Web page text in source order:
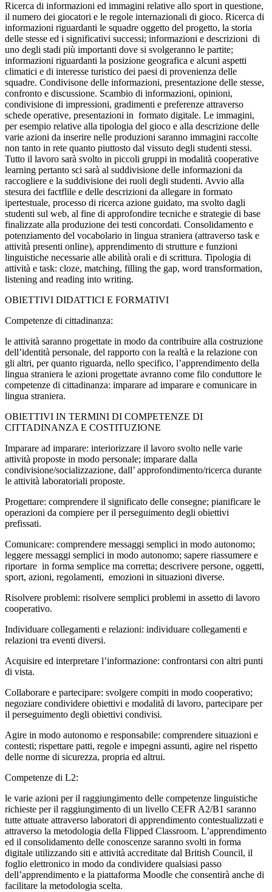
Ricerca di informazioni ed immagini relative allo sport in questione,
il numero dei giocatori e le regole internazionali di gioco. Ricerca di
informazioni riguardanti le squadre oggetto del progetto, la storia
delle stesse ed i significativi successi; informazioni e descrizioni di
uno degli stadi più importanti dove si svolgeranno le partite;
informazioni riguardanti la posizione geografica e alcuni aspetti
climatici e di interesse turistico dei paesi di provenienza delle
squadre. Condivisone delle informazioni, presentazione delle stesse,
confronto e discussione. Scambio di informazioni, opinioni,
condivisione di impressioni, gradimenti e preferenze attraverso
schede operative, presentazioni in formato digitale. Le immagini,
per esempio relative alla tipologia del gioco e alla descrizione delle
varie azioni da inserire nelle produzioni saranno immagini raccolte
non tanto in rete quanto piuttosto dal vissuto degli studenti stessi.
Tutto il lavoro sarà svolto in piccoli gruppi in modalità cooperative
learning pertanto sci sarà al suddivisione delle informazioni da
raccogliere e la suddivisione dei ruoli degli studenti. Avvio alla
stesura dei factflile e delle descrizioni da allegare in formato
ipertestuale, processo di ricerca azione guidato, ma svolto dagli
studenti sul web, al fine di approfondire tecniche e strategie di base
finalizzate alla produzione dei testi concordati. Consolidamento e
potenziamento del vocabolario in lingua straniera (attraverso task e
attività presenti online), apprendimento di strutture e funzioni
linguistiche necessarie alle abilità orali e di scrittura. Tipologia di
attività e task: cloze, matching, filling the gap, word transformation,
listening and reading into writing.
OBIETTIVI DIDATTICI E FORMATIVI
Competenze di cittadinanza:
le attività saranno progettate in modo da contribuire alla costruzione
dell’identità personale, del rapporto con la realtà e la relazione con
gli altri, per quanto riguarda, nello specifico, l’apprendimento della
lingua straniera le azioni progettate avranno come filo conduttore le
competenze di cittadinanza: imparare ad imparare e comunicare in
lingua straniera.
OBIETTIVI IN TERMINI DI COMPETENZE DI
CITTADINANZA E COSTITUZIONE
Imparare ad imparare: interiorizzare il lavoro svolto nelle varie
attività proposte in modo personale; imparare dalla
condivisione/socializzazione, dall’ approfondimento/ricerca durante
le attività laboratoriali proposte.
Progettare: comprendere il significato delle consegne; pianificare le
operazioni da compiere per il perseguimento degli obiettivi
prefissati.
Comunicare: comprendere messaggi semplici in modo autonomo;
leggere messaggi semplici in modo autonomo; sapere riassumere e
riportare in forma semplice ma corretta; descrivere persone, oggetti,
sport, azioni, regolamenti, emozioni in situazioni diverse.
Risolvere problemi: risolvere semplici problemi in assetto di lavoro
cooperativo.
Individuare collegamenti e relazioni: individuare collegamenti e
relazioni tra eventi diversi.
Acquisire ed interpretare l’informazione: confrontarsi con altri punti
di vista.
Collaborare e partecipare: svolgere compiti in modo cooperativo;
negoziare condividere obiettivi e modalità di lavoro, partecipare per
il perseguimento degli obiettivi condivisi.
Agire in modo autonomo e responsabile: comprendere situazioni e
contesti; rispettare patti, regole e impegni assunti, agire nel rispetto
delle norme di sicurezza, propria ed altrui.
Competenze di L2:
le varie azioni per il raggiungimento delle competenze linguistiche
richieste per il raggiungimento di un livello CEFR A2/B1 saranno
tutte attuate attraverso laboratori di apprendimento contestualizzati e
attraverso la metodologia della Flipped Classroom. L’apprendimento
ed il consolidamento delle conoscenze saranno svolti in forma
digitale utilizzando siti e attività accreditate dal British Council, il
foglio elettronico in modo da condividere qualsiasi passo
dell’apprendimento e la piattaforma Moodle che consentirà anche di
facilitare la metodologia scelta.